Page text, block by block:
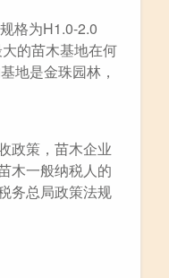
格为H1.0-2.0
的苗木基地在何
地是金珠园林，
政策，苗木企业
木一般纳税人的
务总局政策法规